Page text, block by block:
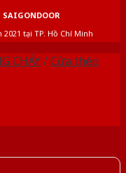
SAIGONDOOR
tại TP. Hồ Chí Minh
CHÁY/Cửa thép